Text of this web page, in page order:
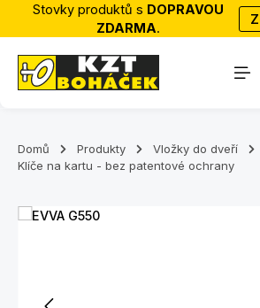
Přejít na hlavní obsah
Stovky produktů s DOPRAVOU
ZDARMA.
Domů Produkty
Vložky do dveří
Klíče na kartu - bez patentové ochrany
Přeskočit galerii obrázků